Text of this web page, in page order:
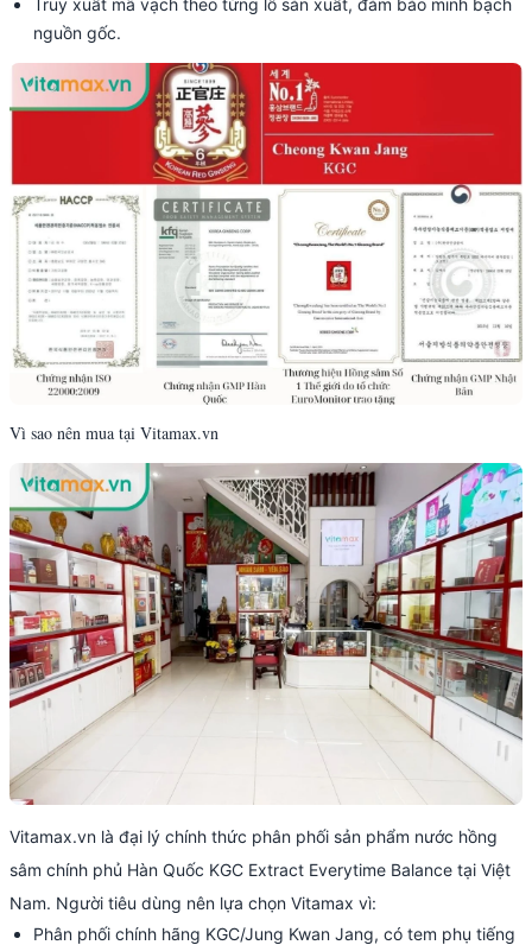
Truy xuất mã vạch theo từng lô sản xuất, đảm bảo minh bạch
nguồn gốc.
Vì sao nên mua tại Vitamax.vn
Vitamax.vn là đại lý chính thức phân phối sản phẩm nước hồng
sâm chính phủ Hàn Quốc KGC Extract Everytime Balance tại Việt
Nam. Người tiêu dùng nên lựa chọn Vitamax vì:
Phân phối chính hãng KGC/Jung Kwan Jang, có tem phụ tiếng